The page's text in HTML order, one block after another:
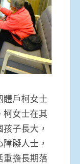
體戶柯女士
柯女士在其
子長大，
礙人士，
重擔長期落